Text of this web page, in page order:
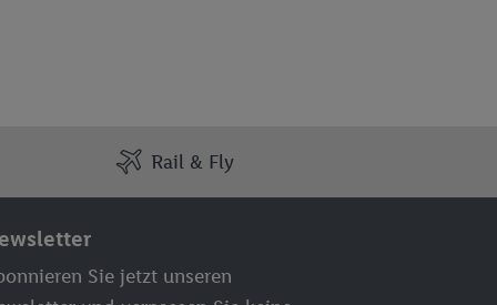
Rail & Fly
Sie jetzt unseren